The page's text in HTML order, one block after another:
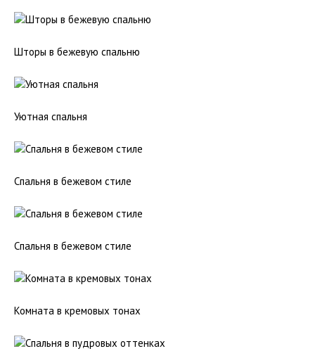
Шторы в бежевую спальню
Уютная спальня
Спальня в бежевом стиле
Спальня в бежевом стиле
Комната в кремовых тонах